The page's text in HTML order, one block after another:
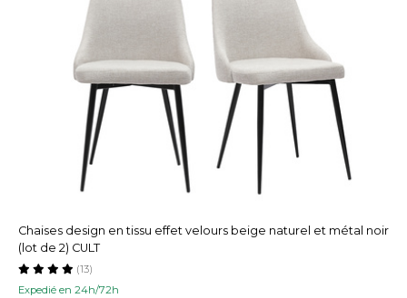
Chaises design en tissu effet velours beige naturel et métal noir
(lot de 2) CULT
Expedié en 24h/72h
(13)